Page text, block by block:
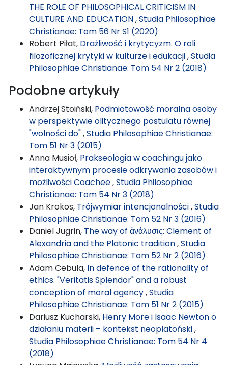
THE ROLE OF PHILOSOPHICAL CRITICISM IN
CULTURE AND EDUCATION,Studia Philosophiae
Christianae: Tom 56 Nr S1 (2020)
Robert Piłat, Drażliwość i krytycyzm. O roli
filozoficznej krytyki w kulturze i edukacji,Studia
Philosophiae Christianae: Tom 54 Nr 2 (2018)
Podobne artykuły
Andrzej Stoiński, Podmiotowość moralna osoby
w perspektywie olitycznego postulatu równej
"wolności do",Studia Philosophiae Christianae:
Tom 51 Nr 3 (2015)
Anna Musioł, Prakseologia w coachingu jako
interaktywnym procesie odkrywania zasobów i
możliwości Coachee,Studia Philosophiae
Christianae: Tom 54 Nr 3 (2018)
Jan Krokos, Trójwymiar intencjonalności,Studia
Philosophiae Christianae: Tom 52 Nr 3 (2016)
Daniel Jugrin, The way of ἀνάλυσις: Clement of
Alexandria and the Platonic tradition,Studia
Philosophiae Christianae: Tom 52 Nr 2 (2016)
Adam Cebula, In defence of the rationality of
ethics. "Veritatis Splendor" and a robust
conception of moral agency,Studia
Philosophiae Christianae: Tom 51 Nr 2 (2015)
Dariusz Kucharski, Henry More i Isaac Newton o
działaniu materii – kontekst neoplatoński,
Studia Philosophiae Christianae: Tom 54 Nr 4
(2018)